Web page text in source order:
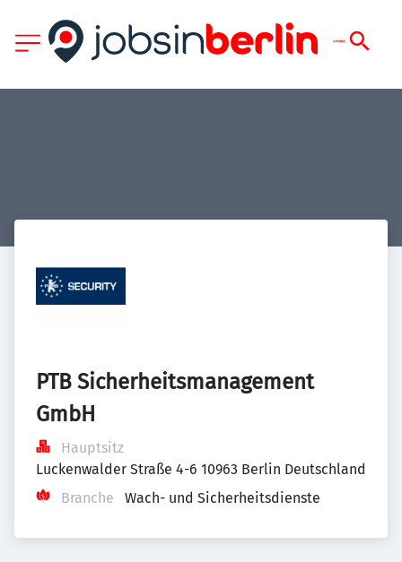
PTB Sicherheitsmanagement
GmbH
Hauptsitz
Luckenwalder Straße 4-6 10963 Berlin Deutschland
Branche
Wach- und Sicherheitsdienste